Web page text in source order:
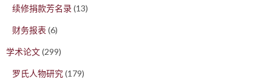
续修捐款芳名录(13)
财务报表 (6)
学术论文(299)
罗氏人物研究(179)